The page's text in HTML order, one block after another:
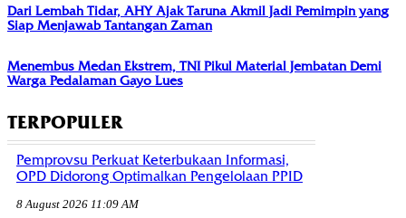
Dari Lembah Tidar, AHY Ajak Taruna Akmil Jadi Pemimpin yang
Siap Menjawab Tantangan Zaman
Menembus Medan Ekstrem, TNI Pikul Material Jembatan Demi
Warga Pedalaman Gayo Lues
TERPOPULER
Pemprovsu Perkuat Keterbukaan Informasi,
OPD Didorong Optimalkan Pengelolaan PPID
8 August 2026 11:09 AM